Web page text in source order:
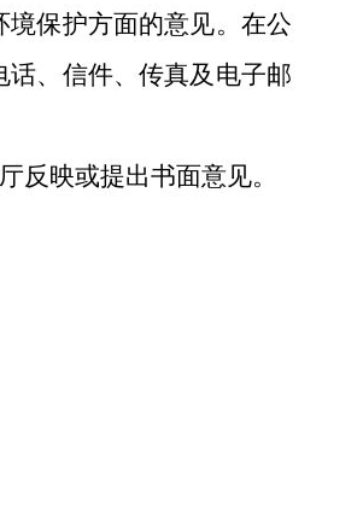
保护方面的意见。在公
、信件、传真及电子邮
反映或提出书面意见。